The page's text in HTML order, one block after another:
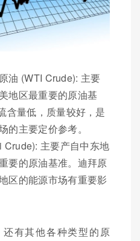
油 (WTI Crude): 主要
地区最重要的原油基
含量低，质量较好，是
的主要定价参考。
Crude): 主要产自中东地
要的原油基准。迪拜原
区的能源市场有重要影
有其他各种类型的原